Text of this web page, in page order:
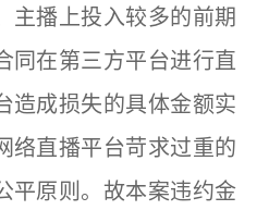
主播上投入较多的前期
同在第三方平台进行直
造成损失的具体金额实
络直播平台苛求过重的
平原则。故本案违约金